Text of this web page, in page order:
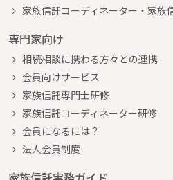
家族信託コーディネーター・家族
専門家向け
相続相談に携わる方々との連携
会員向けサービス
家族信託専門士研修
家族信託コーディネーター研修
会員になるには？
法人会員制度